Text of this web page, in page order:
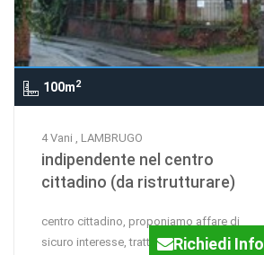
100m2
4 Vani , LAMBRUGO
indipendente nel centro
cittadino (da ristrutturare)
centro cittadino, proponiamo affare di
sicuro interesse, trattasi di fabbricato
Richiedi Info